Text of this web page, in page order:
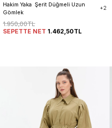
Hakim Yaka  Şerit Düğmeli Uzun
Gömlek
+2
1.950,00TL
SEPETTE NET 1.462,50TL